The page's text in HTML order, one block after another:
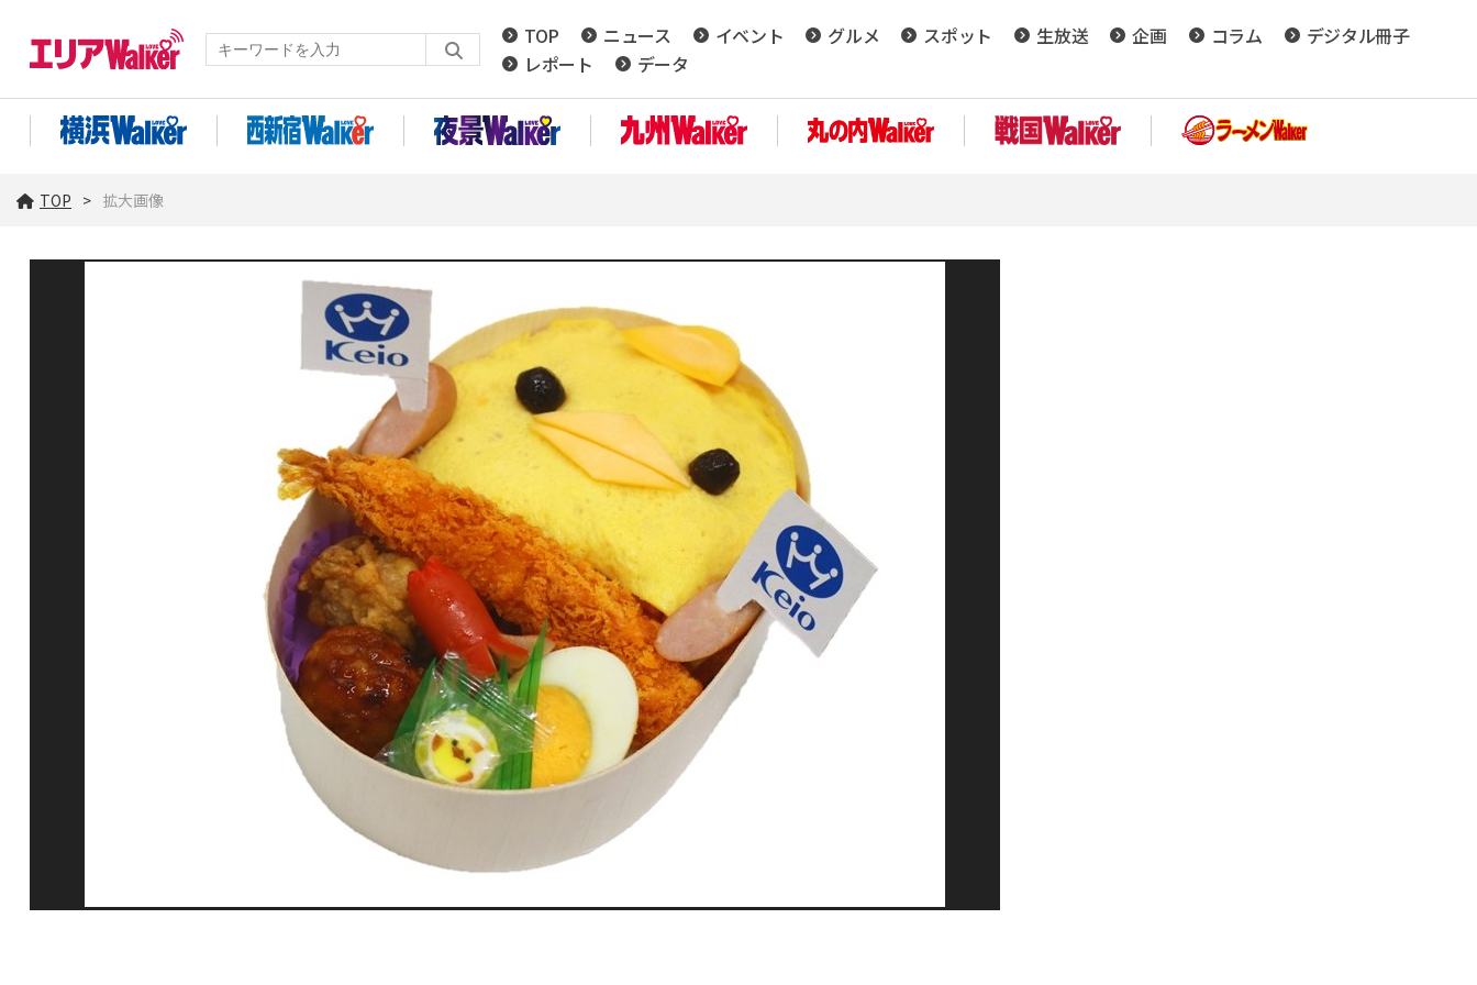
TOP ニュース イベント グルメ スポット 生放送 企画 コラム
デジタル冊子
レポート
データ
TOP 拡大画像